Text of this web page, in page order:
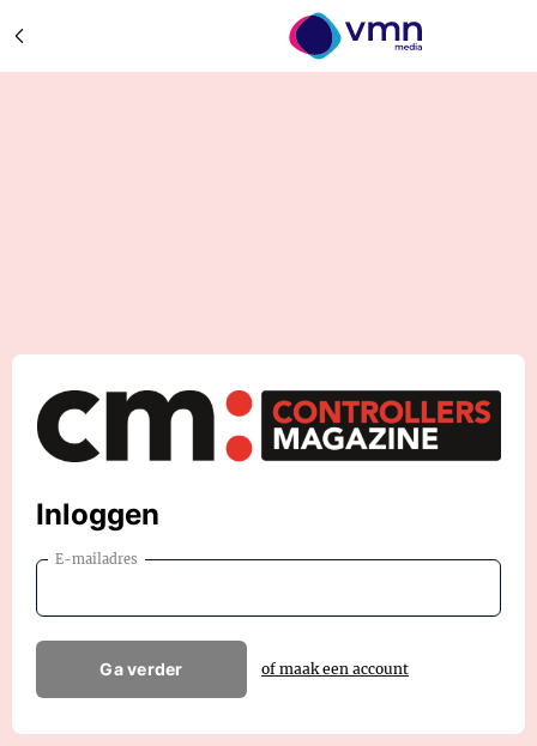
Inloggen
E-mailadres
Ga verder of maak een account